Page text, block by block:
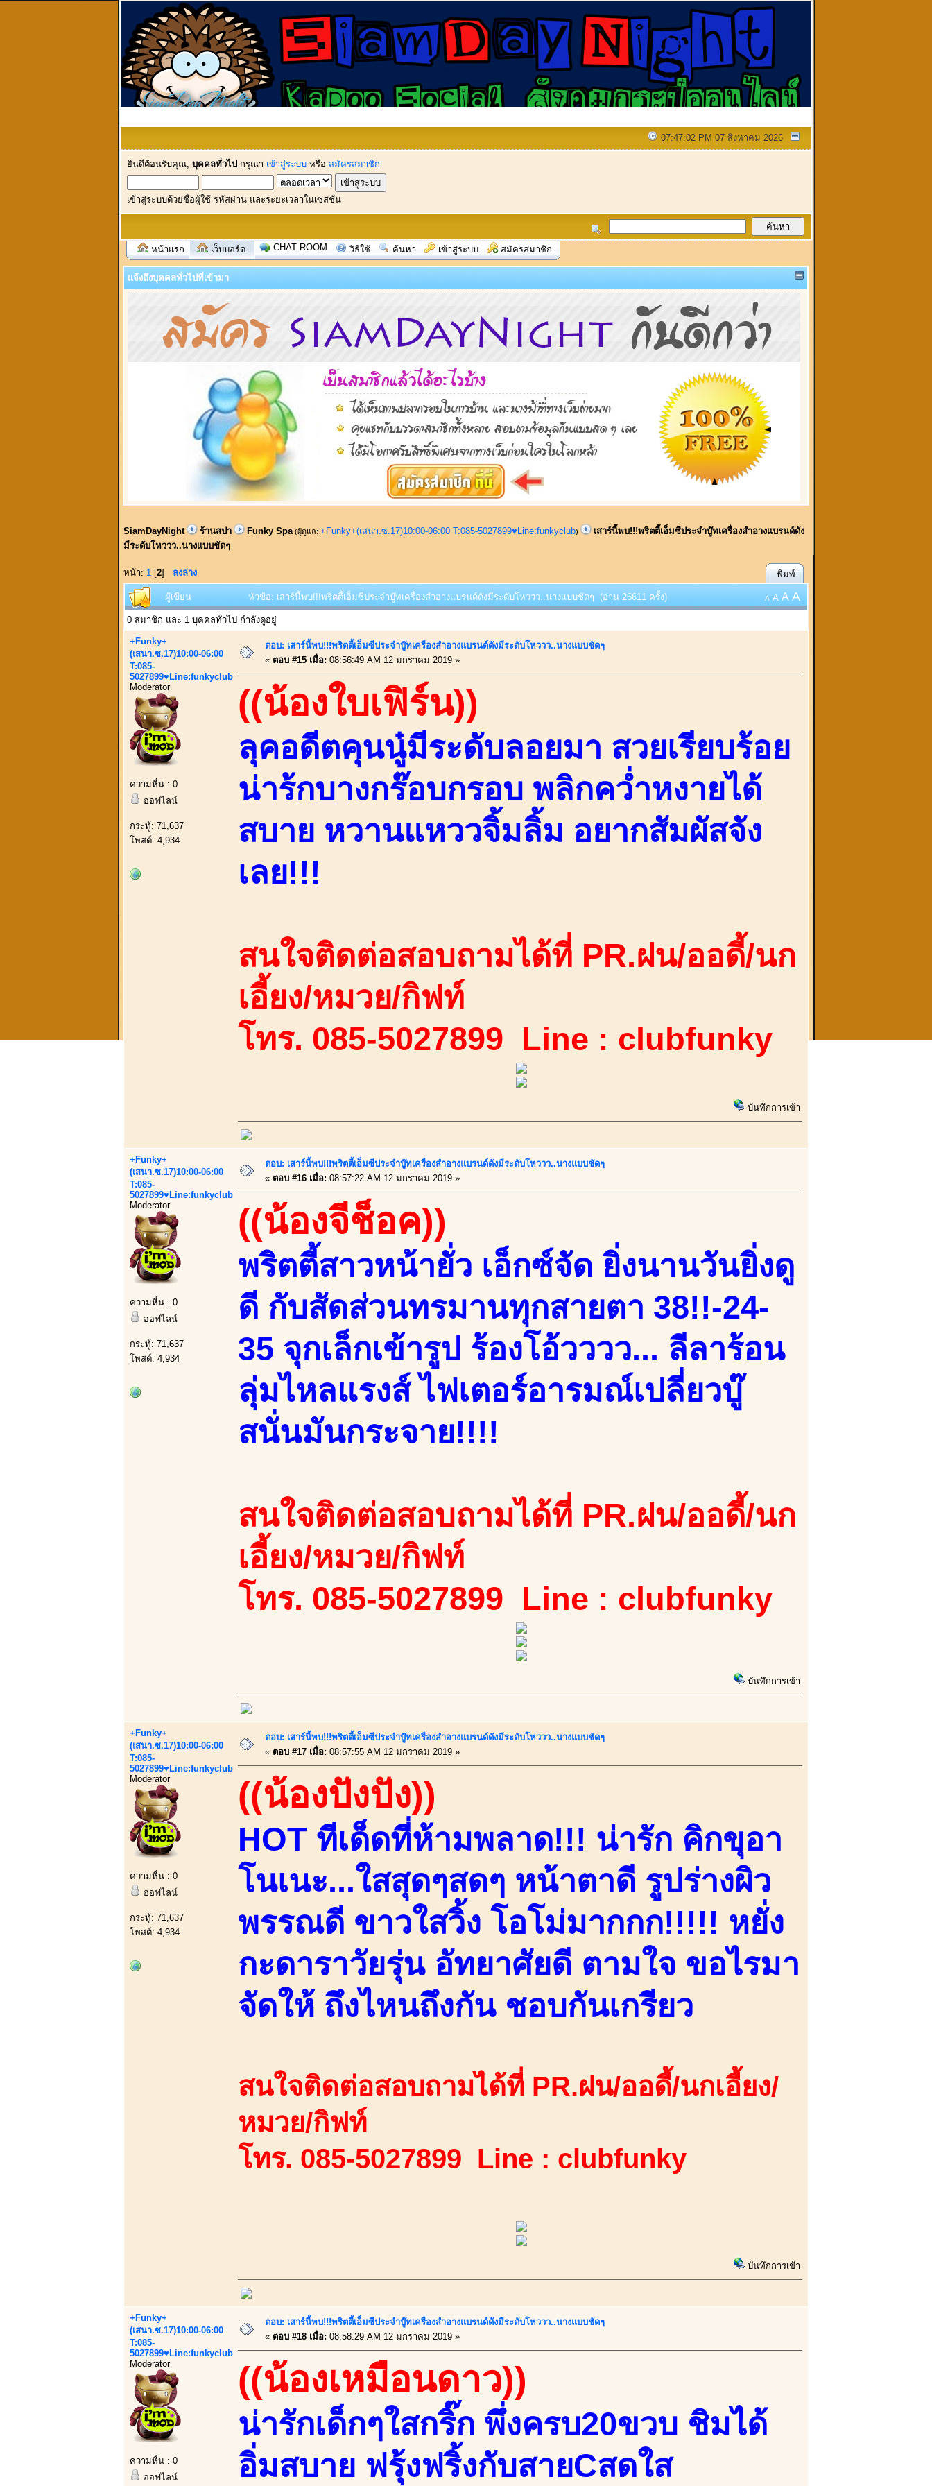
07:47:02 PM 07 สิงหาคม 2026
ยินดีต้อนรับคุณ, บุคคลทั่วไป กรุณา เข้าสู่ระบบ หรือ สมัครสมาชิก
เข้าสู่ระบบด้วยชื่อผู้ใช้ รหัสผ่าน และระยะเวลาในเซสชั่น
หน้าแรก เว็บบอร์ด CHAT ROOM วิธีใช้ ค้นหา เข้าสู่ระบบ สมัครสมาชิก
แจ้งถึงบุคคลทั่วไปที่เข้ามา
SiamDayNight ร้านสปา Funky Spa (ผู้ดูแล: +Funky+(เสนา.ซ.17)10:00-06:00 T:085-5027899♥Line:funkyclub)
เสาร์นี้พบ!!!พริตตี้เอ็มซีประจำบู๊ทเครื่องสำอางแบรนด์ดัง
มีระดับโหววว..นางแบบชัดๆ
หน้า: 1 [2] ลงล่าง พิมพ์
ผู้เขียน หัวข้อ: เสาร์นี้พบ!!!พริตตี้เอ็มซีประจำบู๊ทเครื่องสำอางแบรนด์ดังมีระดับโหววว..นางแบบชัดๆ (อ่าน 26611 ครั้ง) A A A A
0 สมาชิก และ 1 บุคคลทั่วไป กำลังดูอยู่
+Funky+
(เสนา.ซ.17)10:00-06:00
T:085-
5027899♥Line:funkyclub
Moderator
ความหื่น : 0
ออฟไลน์
กระทู้: 71,637
โพสต์: 4,934
ตอบ: เสาร์นี้พบ!!!พริตตี้เอ็มซีประจำบู๊ทเครื่องสำอางแบรนด์ดังมีระดับโหววว..นางแบบชัดๆ
« ตอบ #15 เมื่อ: 08:56:49 AM 12 มกราคม 2019 »
((น้องใบเฟิร์น))
ลุคอดีตคุนนู๋มีระดับลอยมา สวยเรียบร้อย
น่าร้กบางกร๊อบกรอบ พลิกคว่ำหงายได้
สบาย หวานแหววจิ้มลิ้ม อยากสัมผัสจัง
เลย!!!
สนใจติดต่อสอบถามได้ที่ PR.ฝน/ออดี้/นก
เอี้ยง/หมวย/กิฟท์
โทร. 085-5027899 Line : clubfunky
บันทึกการเข้า
+Funky+
(เสนา.ซ.17)10:00-06:00
T:085-
5027899♥Line:funkyclub
Moderator
ความหื่น : 0
ออฟไลน์
กระทู้: 71,637
โพสต์: 4,934
ตอบ: เสาร์นี้พบ!!!พริตตี้เอ็มซีประจำบู๊ทเครื่องสำอางแบรนด์ดังมีระดับโหววว..นางแบบชัดๆ
« ตอบ #16 เมื่อ: 08:57:22 AM 12 มกราคม 2019 »
((น้องจีช็อค))
พริตตี้สาวหน้ายั่ว เอ็กซ์จัด ยิ่งนานวันยิ่งดู
ดี กับสัดส่วนทรมานทุกสายตา 38!!-24-
35 จุกเล็กเข้ารูป ร้องโอ้วววว... ลีลาร้อน
ลุ่มไหลแรงส์ ไฟเตอร์อารมณ์เปลี่ยวบู๊
สนั่นมันกระจาย!!!!
สนใจติดต่อสอบถามได้ที่ PR.ฝน/ออดี้/นก
เอี้ยง/หมวย/กิฟท์
โทร. 085-5027899 Line : clubfunky
บันทึกการเข้า
+Funky+
(เสนา.ซ.17)10:00-06:00
T:085-
5027899♥Line:funkyclub
Moderator
ความหื่น : 0
ออฟไลน์
กระทู้: 71,637
โพสต์: 4,934
ตอบ: เสาร์นี้พบ!!!พริตตี้เอ็มซีประจำบู๊ทเครื่องสำอางแบรนด์ดังมีระดับโหววว..นางแบบชัดๆ
« ตอบ #17 เมื่อ: 08:57:55 AM 12 มกราคม 2019 »
((น้องปังปัง))
HOT ทีเด็ดที่ห้ามพลาด!!! น่ารัก คิกขุอา
โนเนะ...ใสสุดๆสดๆ หน้าตาดี รูปร่างผิว
พรรณดี ขาวใสวิ้ง โอโม่มากกก!!!!! หยั่ง
กะดาราวัยรุ่น อัทยาศัยดี ตามใจ ขอไรมา
จัดให้ ถึงไหนถึงกัน ชอบกันเกรียว
สนใจติดต่อสอบถามได้ที่ PR.ฝน/ออดี้/นกเอี้ยง/
หมวย/กิฟท์
โทร. 085-5027899 Line : clubfunky
บันทึกการเข้า
+Funky+
(เสนา.ซ.17)10:00-06:00
T:085-
5027899♥Line:funkyclub
Moderator
ความหื่น : 0
ออฟไลน์
ตอบ: เสาร์นี้พบ!!!พริตตี้เอ็มซีประจำบู๊ทเครื่องสำอางแบรนด์ดังมีระดับโหววว..นางแบบชัดๆ
« ตอบ #18 เมื่อ: 08:58:29 AM 12 มกราคม 2019 »
((น้องเหมือนดาว))
น่ารักเด็กๆใสกริ๊ก พึ่งครบ20ขวบ ชิมได้
อิ่มสบาย ฟรุ้งฟริ้งกับสายCสดใส